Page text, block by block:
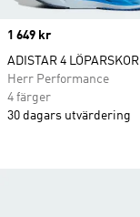
Price
1 649 kr
ADISTAR 4 LÖPARSKOR
Herr Performance
4 färger
30 dagars utvärdering